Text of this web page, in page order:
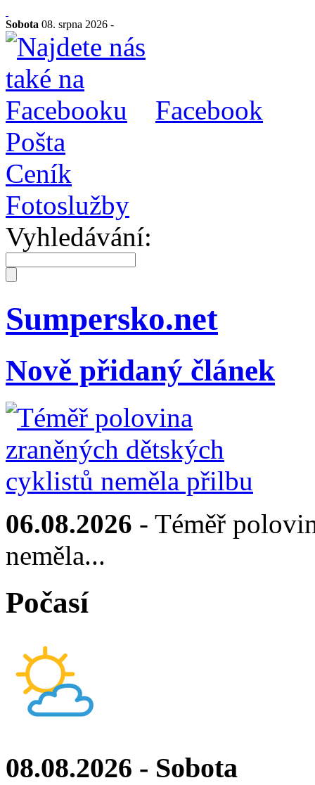
Sobota 08. srpna 2026 -
Facebook
Pošta
Ceník
Fotoslužby
Vyhledávání:
Sumpersko.net
Nově přidaný článek
06.08.2026 - Téměř
neměla...
Počasí
08.08.2026 - Sobota